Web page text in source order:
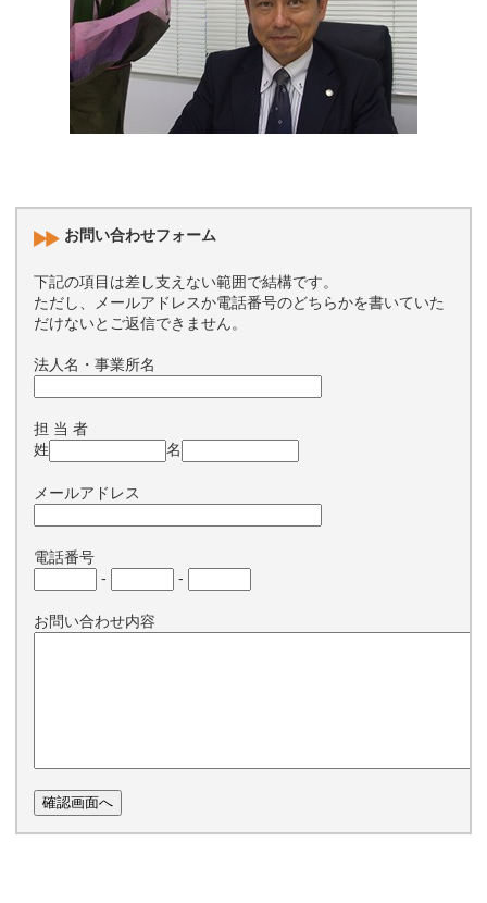
お問い合わせフォーム
下記の項目は差し支えない範囲で結構です。
ただし、メールアドレスか電話番号のどちらかを書いていた
だけないとご返信できません。
法人名・事業所名
担 当 者
姓
名
メールアドレス
電話番号
-
-
お問い合わせ内容